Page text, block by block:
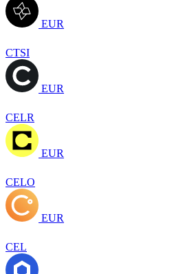
EUR
CTSI
EUR
CELR
EUR
CELO
EUR
CEL